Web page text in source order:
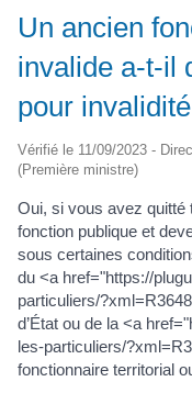
Un ancien
invalide a-t-il
pour
Vérifié le 11/09/2023 -
(Première ministre)
Oui, si vous avez quitté
fonction publique et
sous certaines
du <a href="https://
particuliers/
d’État ou de la <a
les-particuliers/
fonctionnaire territorial